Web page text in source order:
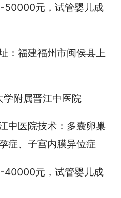
元，试管婴儿成
：福建福州市闽侯县上
附属晋江中医院
中医院技术：多囊卵巢
症、子宫内膜异位症
元，试管婴儿成